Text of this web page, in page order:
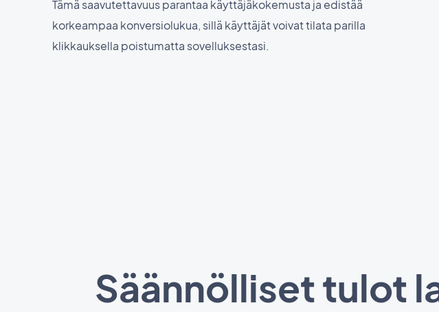
Tämä saavutettavuus parantaa käyttäjäkokemusta ja edistää
korkeampaa konversiolukua, sillä käyttäjät voivat tilata parilla
klikkauksella poistumatta sovelluksestasi.
Säännölliset tulot